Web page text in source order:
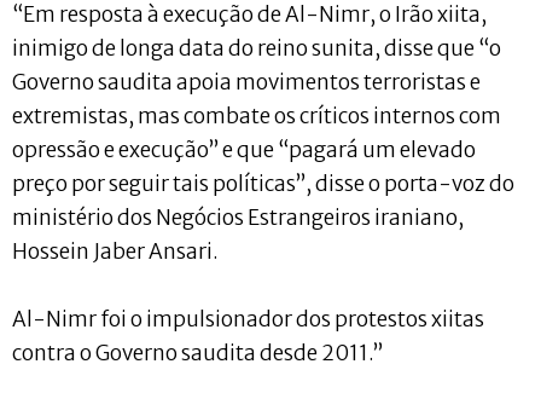
“Em resposta à execução de Al-Nimr, o Irão xiita,
inimigo de longa data do reino sunita, disse que “o
Governo saudita apoia movimentos terroristas e
extremistas, mas combate os críticos internos com
opressão e execução” e que “pagará um elevado
preço por seguir tais políticas”, disse o porta-voz do
ministério dos Negócios Estrangeiros iraniano,
Hossein Jaber Ansari.
Al-Nimr foi o impulsionador dos protestos xiitas
contra o Governo saudita desde 2011.”